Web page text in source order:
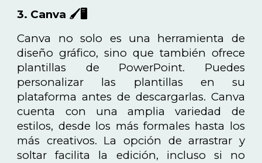
3. Canva 🖌️🖥️
Canva no solo es una herramienta de
diseño gráfico, sino que también ofrece
plantillas de PowerPoint. Puedes
personalizar las plantillas en su
plataforma antes de descargarlas. Canva
cuenta con una amplia variedad de
estilos, desde los más formales hasta los
más creativos. La opción de arrastrar y
soltar facilita la edición, incluso si no